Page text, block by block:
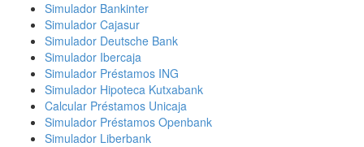
Simulador Bankinter
Simulador Cajasur
Simulador Deutsche Bank
Simulador Ibercaja
Simulador Préstamos ING
Simulador Hipoteca Kutxabank
Calcular Préstamos Unicaja
Simulador Préstamos Openbank
Simulador Liberbank